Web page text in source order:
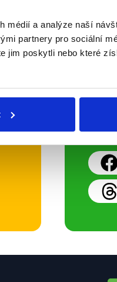
médií a analýze naší
partnery pro sociální
jim poskytli nebo které
z